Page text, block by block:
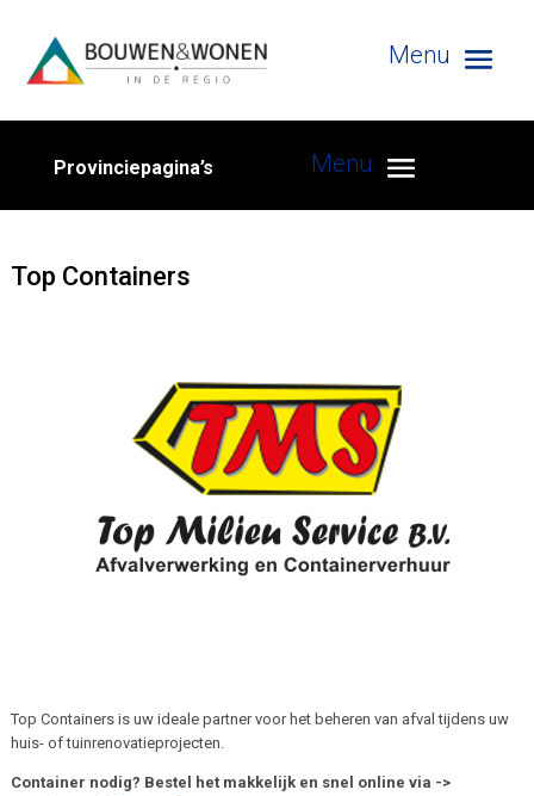
Provinciepagina’s
Top Containers
Top Containers is uw ideale partner voor het beheren van afval tijdens uw
huis- of tuinrenovatieprojecten.
Container nodig? Bestel het makkelijk en snel online via ->